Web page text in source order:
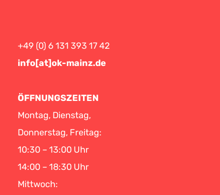
+49 (0) 6 131 393 17 42
info[at]ok-mainz.de
ÖFFNUNGSZEITEN
Montag, Dienstag,
Donnerstag, Freitag:
10:30 – 13:00 Uhr
14:00 – 18:30 Uhr
Mittwoch: